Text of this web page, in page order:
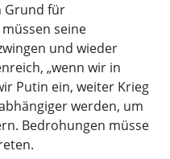
Grund für
seine
und wieder
„wenn wir in
Putin ein, weiter Krieg
werden, um
Bedrohungen müsse